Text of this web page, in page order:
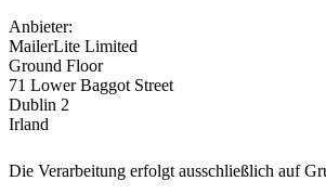
Anbieter:
MailerLite Limited
Ground Floor
71 Lower Baggot Street
Dublin 2
Irland
Die Verarbeitung erfolgt ausschließlich auf